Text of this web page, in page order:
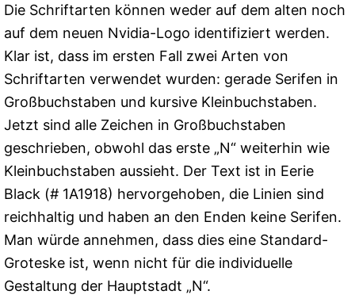
Die Schriftarten können weder auf dem alten noch
auf dem neuen Nvidia-Logo identifiziert werden.
Klar ist, dass im ersten Fall zwei Arten von
Schriftarten verwendet wurden: gerade Serifen in
Großbuchstaben und kursive Kleinbuchstaben.
Jetzt sind alle Zeichen in Großbuchstaben
geschrieben, obwohl das erste „N“ weiterhin wie
Kleinbuchstaben aussieht. Der Text ist in Eerie
Black (# 1A1918) hervorgehoben, die Linien sind
reichhaltig und haben an den Enden keine Serifen.
Man würde annehmen, dass dies eine Standard-
Groteske ist, wenn nicht für die individuelle
Gestaltung der Hauptstadt „N“.